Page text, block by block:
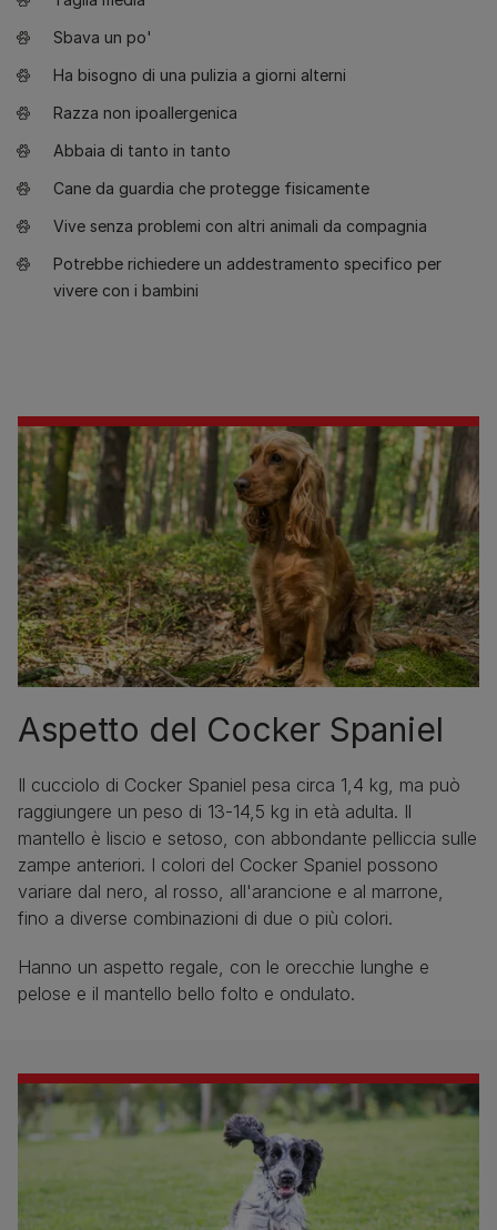
Sbava un po'
Ha bisogno di una pulizia a giorni alterni
Razza non ipoallergenica
Abbaia di tanto in tanto
Cane da guardia che protegge fisicamente
Vive senza problemi con altri animali da compagnia
Potrebbe richiedere un addestramento specifico per
vivere con i bambini
Aspetto del Cocker Spaniel
Il cucciolo di Cocker Spaniel pesa circa 1,4 kg, ma può
raggiungere un peso di 13-14,5 kg in età adulta. Il
mantello è liscio e setoso, con abbondante pelliccia sulle
zampe anteriori. I colori del Cocker Spaniel possono
variare dal nero, al rosso, all'arancione e al marrone,
fino a diverse combinazioni di due o più colori.
Hanno un aspetto regale, con le orecchie lunghe e
pelose e il mantello bello folto e ondulato.